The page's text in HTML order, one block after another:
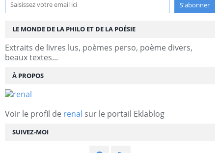
SUIVEZ-MOI
LE MONDE DE LA PHILO ET DE LA POÉSIE
Extraits de livres lus, poèmes perso, poème divers,
beaux textes...
À PROPOS
Voir le profil de renal sur le portail Eklablog